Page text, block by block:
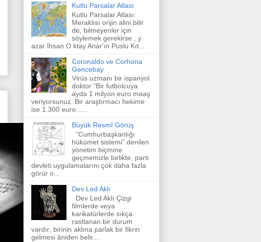
Kutlu Parsalar Atlası
Kutlu Parsalar Atlası:
Meraklısı orijin alini bilir
de, bilmeyenler için
söylemek gerekirse , y
azar İhsan O ktay Anar'ın Puslu Kıt...
Coronaldo ve Corhona
Gencebay
Virüs uzmanı bir ispanyol
doktor "Bir futbolcuya
ayda 1 milyon euro maaş
veriyorsunuz. Bir araştırmacı hekime
ise 1.300 euro......
Büyük Resmî Görüş
“Cumhurbaşkanlığı
hükümet sistemi” denilen
yönetim biçmine
geçmemizle birlikte, parti
devleti uygulamalarını çok daha fazla
görür o...
Dev Led Aklı
Dev Led Aklı Çizgi
filmlerde veya
karikatürlerde sıkça
rastlanan bir durum
vardır; birinin aklına parlak bir fikrin
gelmesi âniden belir...